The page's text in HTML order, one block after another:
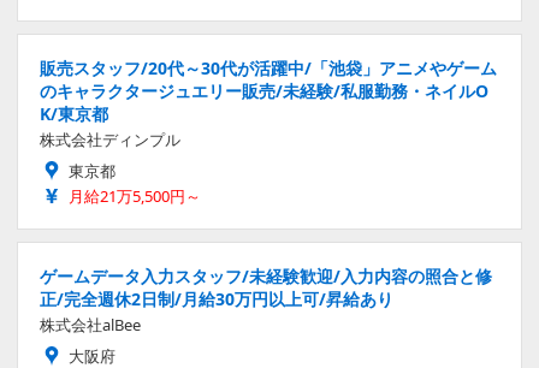
販売スタッフ/20代～30代が活躍中/「池袋」アニメやゲーム
のキャラクタージュエリー販売/未経験/私服勤務・ネイルO
K/東京都
株式会社ディンプル
東京都
月給21万5,500円～
ゲームデータ入力スタッフ/未経験歓迎/入力内容の照合と修
正/完全週休2日制/月給30万円以上可/昇給あり
株式会社alBee
大阪府